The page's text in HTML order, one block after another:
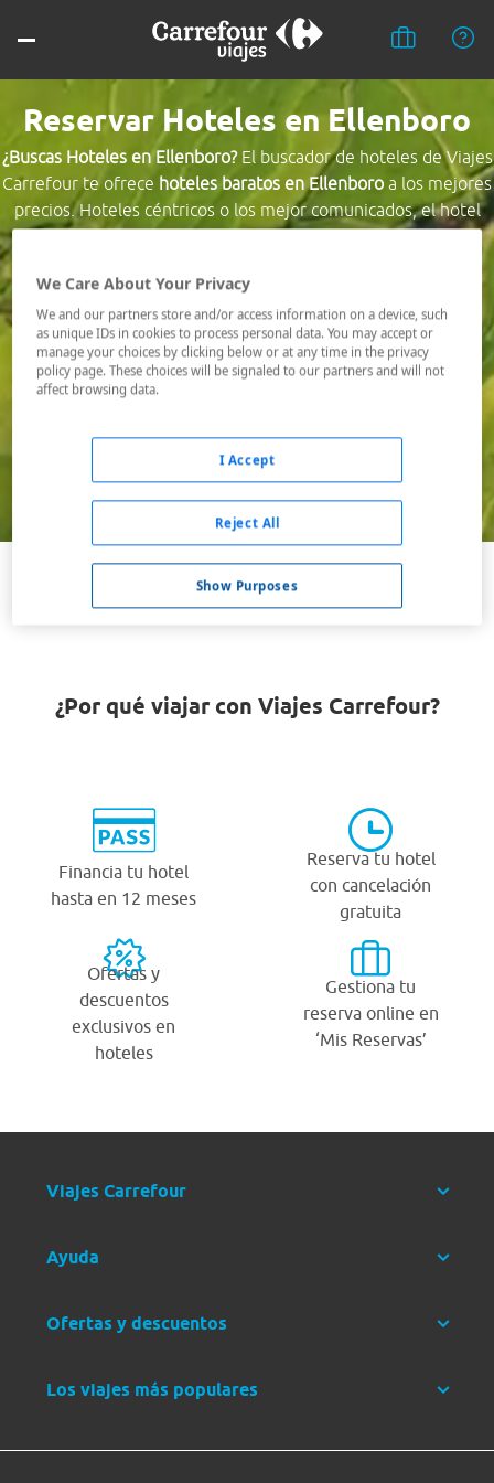
Reservar Hoteles en Ellenboro
¿Buscas Hoteles en Ellenboro?El buscador de hoteles de Viajes
Carrefour te ofrece hoteles baratos en Ellenboro a los mejores
precios. Hoteles céntricos o los mejor comunicados, el hotel
que busques nosotros te lo encontramos al mejor precio.
Destino *
Fechas *
07/08/2026 - 08/08/2026
Buscar
VER TODOS LOS HOTELES BARATOS EN ELLENBORO
¿Por qué viajar con Viajes Carrefour?
Financia tu hotel
hasta en 12 meses
Reserva tu hotel
con cancelación
gratuita
Ofertas y
descuentos
exclusivos en
hoteles
Gestiona tu
reserva online en
‘Mis Reservas’
Viajes Carrefour
Ayuda
Ofertas y descuentos
Los viajes más populares
We Care About Your Privacy
We and our partners store and/or access information on a device, such
as unique IDs in cookies to process personal data. You may accept or
manage your choices by clicking below or at any time in the privacy
policy page. These choices will be signaled to our partners and will not
affect browsing data.
Show Purposes
Reject All
I Accept